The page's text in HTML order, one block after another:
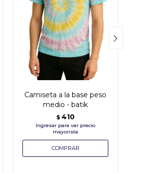
Camiseta a la base peso
medio - batik
$ 410
